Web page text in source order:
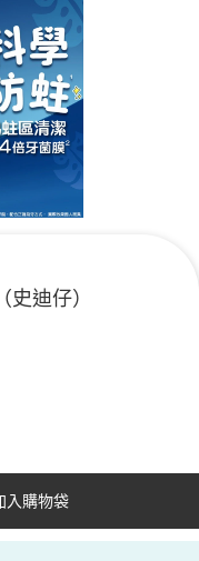
迪仔）
入購物袋